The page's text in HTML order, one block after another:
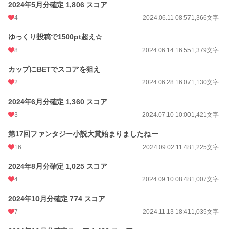
2024年5月分確定 1,806 スコア
4 2024.06.11 08:571,366文字
ゆっくり投稿で1500pt超え☆
8 2024.06.14 16:551,379文字
カップにBETでスコアを狙え
2 2024.06.28 16:071,130文字
2024年6月分確定 1,360 スコア
3 2024.07.10 10:001,421文字
第17回ファンタジー小説大賞始まりましたねー
16 2024.09.02 11:481,225文字
2024年8月分確定 1,025 スコア
4 2024.09.10 08:481,007文字
2024年10月分確定 774 スコア
7 2024.11.13 18:411,035文字